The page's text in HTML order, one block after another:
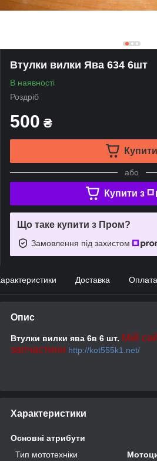
Втулки вилки Ява 634 6шт
В наявності
Роздріб
500 ₴
Купити
або
Купити з
Що таке купити з Пром?
Замовлення під захистом
Доставка Оплата
Опис
Втулки вилки ява 6в 6 шт. Мій
запчастини http://kot555k1.net/
Характеристики
Основні атрибути
Тип мототехніки